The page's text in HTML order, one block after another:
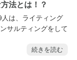
法とは！？
は、ライティング
サルティングをして
続きを読む